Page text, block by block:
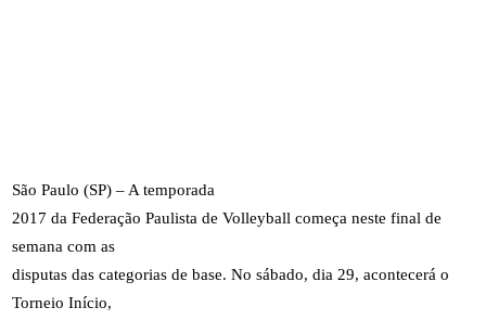
São Paulo (SP) – A temporada
2017 da Federação Paulista de Volleyball começa neste final de
semana com as
disputas das categorias de base. No sábado, dia 29, acontecerá o
Torneio Início,